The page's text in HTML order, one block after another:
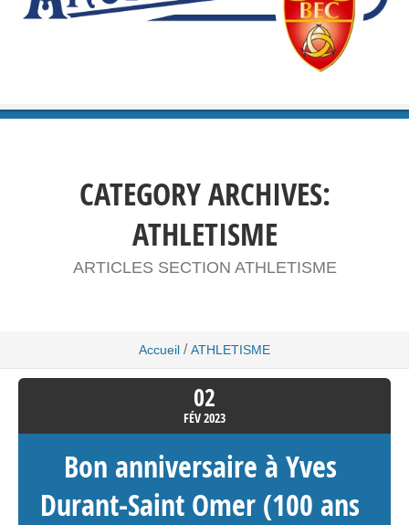
CATEGORY ARCHIVES:
ATHLETISME
ARTICLES SECTION ATHLETISME
Accueil / ATHLETISME
02
FÉV2023
Bon anniversaire à Yves
Durant-Saint Omer (100 ans